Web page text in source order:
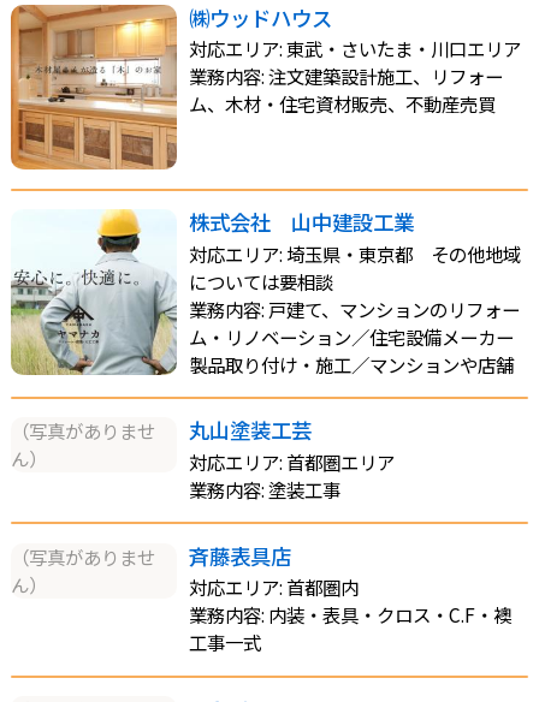
㈱ウッドハウス
対応エリア: 東武・さいたま・川口エリア
業務内容: 注文建築設計施工、リフォー
ム、木材・住宅資材販売、不動産売買
株式会社 山中建設工業
対応エリア: 埼玉県・東京都 その他地域
については要相談
業務内容: 戸建て、マンションのリフォー
ム・リノベーション／住宅設備メーカー
製品取り付け・施工／マンションや店舗
（写真がありませ
ん）
丸山塗装工芸
対応エリア: 首都圏エリア
業務内容: 塗装工事
（写真がありませ
ん）
斉藤表具店
対応エリア: 首都圏内
業務内容: 内装・表具・クロス・C.F・襖
工事一式